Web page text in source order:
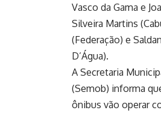
Vasco da Gama e
Silveira Martins
(Federação) e
D’Água).
A Secretaria
(Semob) informa
ônibus vão operar